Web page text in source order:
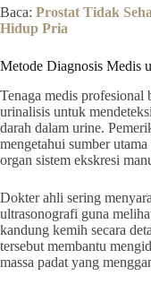
Baca: Prostat Tidak
Hidup Pria
Metode Diagnosis Medis
Tenaga medis profesional
urinalisis untuk
darah dalam urine.
mengetahui sumber
organ sistem ekskresi
Dokter ahli sering
ultrasonografi guna
kandung kemih secara
tersebut membantu
massa padat yang